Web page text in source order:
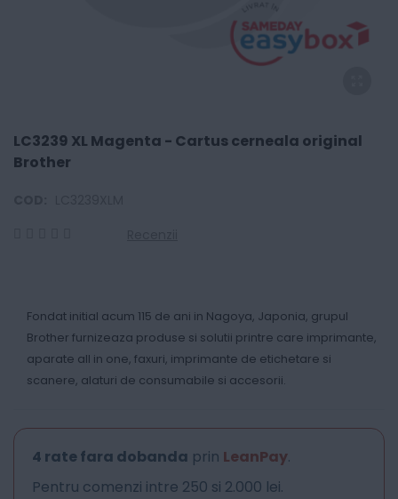
LC3239 XL Magenta - Cartus cerneala original
Brother
Fondat initial acum 115 de ani in Nagoya, Japonia, grupul
Brother furnizeaza produse si solutii printre care imprimante,
aparate all in one, faxuri, imprimante de etichetare si
scanere, alaturi de consumabile si accesorii.
4 rate fara dobanda prin LeanPay.
Pentru comenzi intre 250 si 2.000 lei.